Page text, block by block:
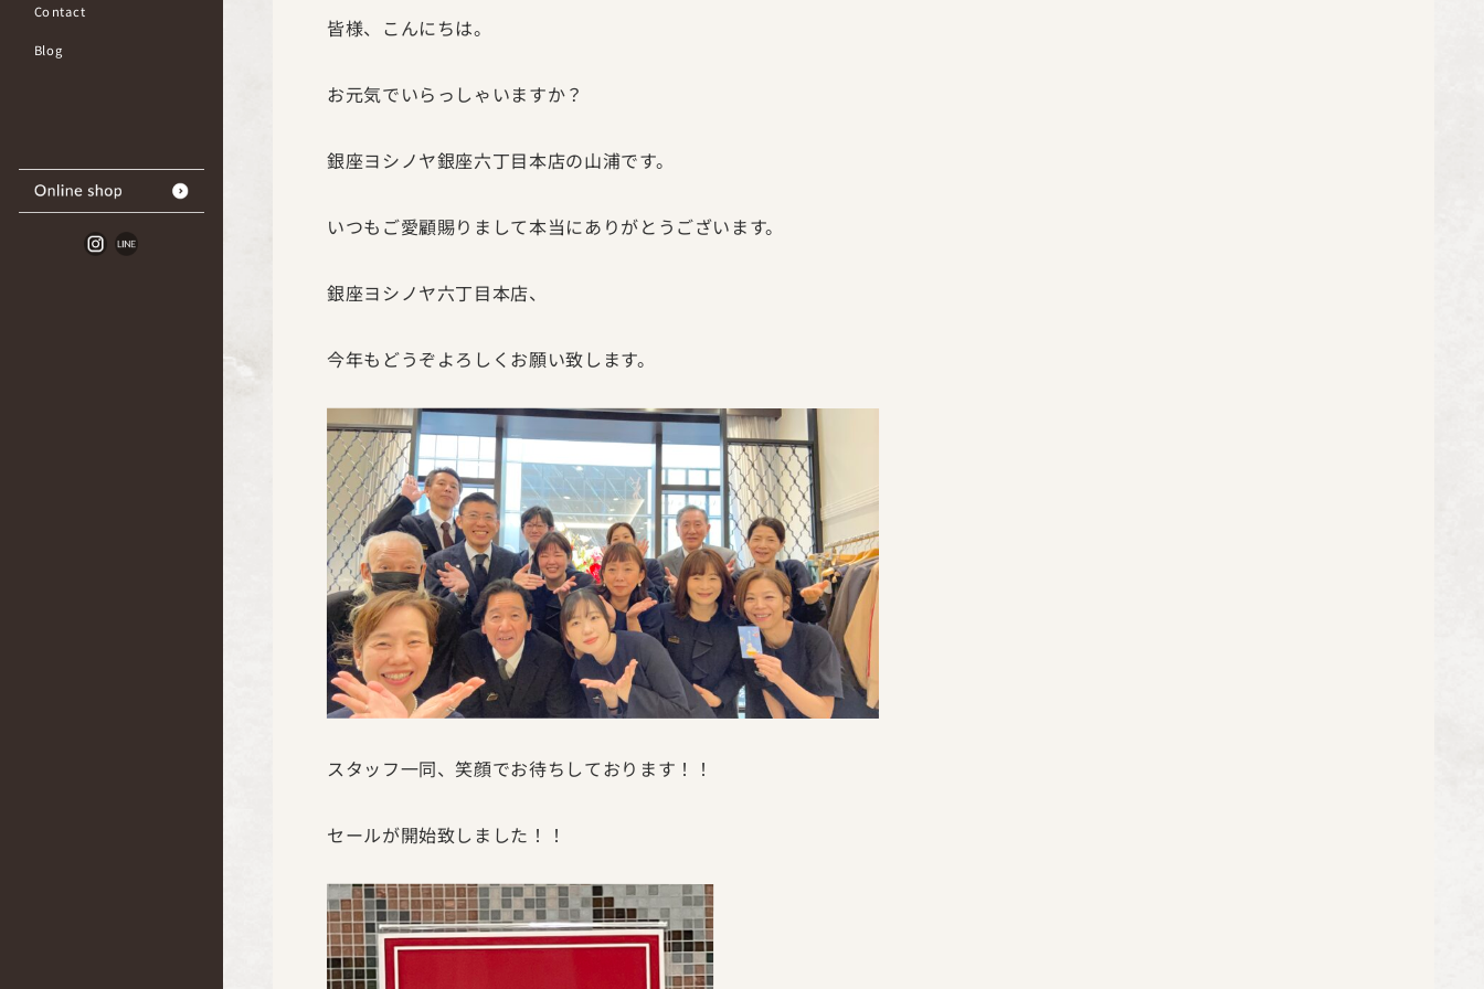
Contact
Blog
皆様、こんにちは。
お元気でいらっしゃいますか？
銀座ヨシノヤ銀座六丁目本店の山浦です。
いつもご愛顧賜りまして本当にありがとうございます。
銀座ヨシノヤ六丁目本店、
今年もどうぞよろしくお願い致します。
スタッフ一同、笑顔でお待ちしております！！
セールが開始致しました！！